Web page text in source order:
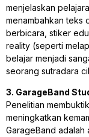
menjelaskan
menambahkan teks
berbicara, stiker
reality (seperti
belajar menjadi
seorang sutradara
3. GarageBand
Penelitian
meningkatkan
GarageBand adalah